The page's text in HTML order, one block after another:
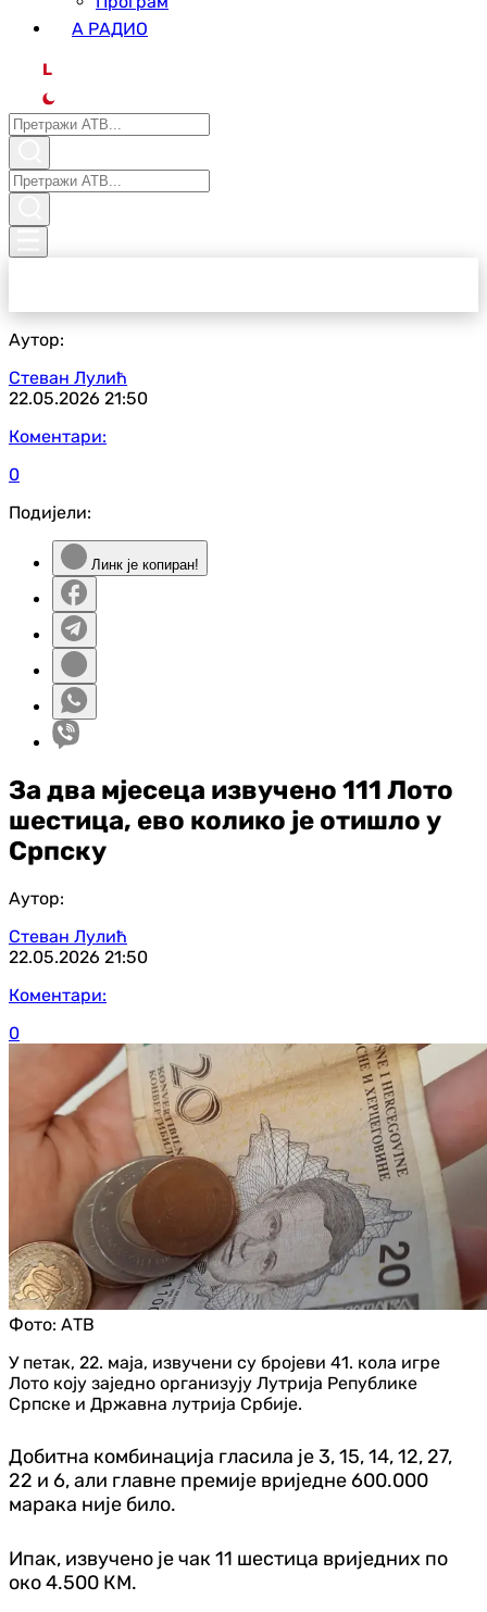
А РАДИО
L
Аутор:
Стеван Лулић
22.05.2026 21:50
Коментари:
0
Подијели:
Линк је копиран!
За два мјесеца извучено 111 Лото
шестица, ево колико је отишло у
Српску
Аутор:
Стеван Лулић
22.05.2026 21:50
Коментари:
0
Фото: АТВ
У петак, 22. маја, извучени су бројеви 41. кола игре
Лото коју заједно организују Лутрија Републике
Српске и Државна лутрија Србије.
Добитна комбинација гласила је 3, 15, 14, 12, 27,
22 и 6, али главне премије вриједне 600.000
марака није било.
Ипак, извучено је чак 11 шестица вриједних по
око 4.500 КМ.